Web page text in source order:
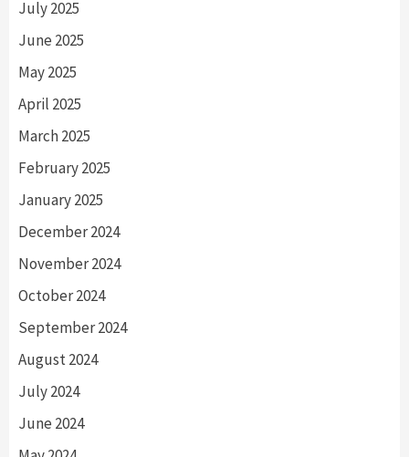
July 2025
June 2025
May 2025
April 2025
March 2025
February 2025
January 2025
December 2024
November 2024
October 2024
September 2024
August 2024
July 2024
June 2024